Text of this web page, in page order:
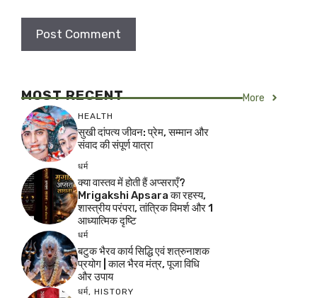
MOST RECENT More
HEALTH
सुखी दांपत्य जीवन: प्रेम, सम्मान और
संवाद की संपूर्ण यात्रा
धर्म
क्या वास्तव में होती हैं अप्सराएँ?
Mrigakshi Apsara का रहस्य,
शास्त्रीय परंपरा, तांत्रिक विमर्श और 1
आध्यात्मिक दृष्टि
धर्म
बटुक भैरव कार्य सिद्धि एवं शत्रुनाशक
प्रयोग | काल भैरव मंत्र, पूजा विधि
और उपाय
धर्म, HISTORY